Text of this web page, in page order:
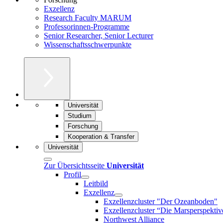
Exzellenz
Research Faculty MARUM
Professorinnen-Programme
Senior Researcher, Senior Lecturer
Wissenschaftsschwerpunkte
Universität
Studium
Forschung
Kooperation & Transfer
Universität
Zur Übersichtsseite Universität
Profil
Leitbild
Exzellenz
Exzellenzcluster "Der Ozeanboden"
Exzellenzcluster “Die
Northwest Alliance